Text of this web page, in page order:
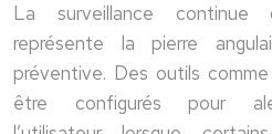
La surveillance continue
représente la pierre
préventive. Des outils
être configurés pour